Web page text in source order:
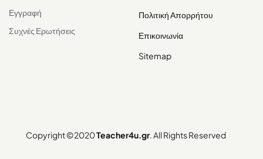
Εγγραφή
Συχνές Ερωτήσεις
Πολιτική Απορρήτου
Επικοινωνία
Sitemap
Copyright ©2020Teacher4u.gr. All Rights Reserved